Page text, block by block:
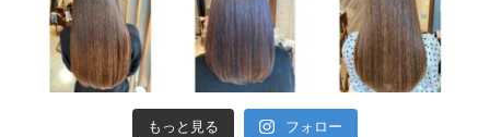
もっと見る フォロー